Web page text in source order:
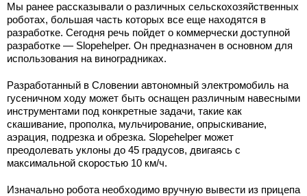
Мы ранее рассказывали о различных сельскохозяйственных
роботах, большая часть которых все еще находятся в
разработке. Сегодня речь пойдет о коммерчески доступной
разработке — Slopehelper. Он предназначен в основном для
использования на виноградниках.
Разработанный в Словении автономный электромобиль на
гусеничном ходу может быть оснащен различным навесными
инструментами под конкретные задачи, такие как
скашивание, прополка, мульчирование, опрыскивание,
аэрация, подрезка и обрезка. Slopehelper может
преодолевать уклоны до 45 градусов, двигаясь с
максимальной скоростью 10 км/ч.
Изначально робота необходимо вручную вывести из прицепа